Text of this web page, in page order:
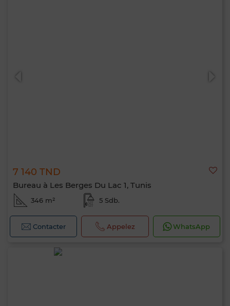
7 140 TND
Bureau à Les Berges Du Lac 1, Tunis
346 m² 5 Sdb.
Contacter Appelez WhatsApp